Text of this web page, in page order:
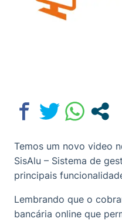
Temos um novo video
SisAlu – Sistema de
principais
Lembrando que o
bancária online que